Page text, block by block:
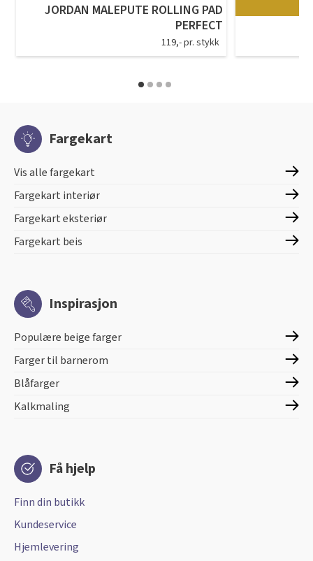
JORDAN MALEPUTE ROLLING PAD
PERFECT
119,- pr. stykk
Fargekart
Vis alle fargekart
Fargekart interiør
Fargekart eksteriør
Fargekart beis
Inspirasjon
Populære beige farger
Farger til barnerom
Blåfarger
Kalkmaling
Få hjelp
Finn din butikk
Kundeservice
Hjemlevering